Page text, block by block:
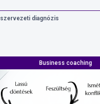
szervezeti diagnózis
Business coaching